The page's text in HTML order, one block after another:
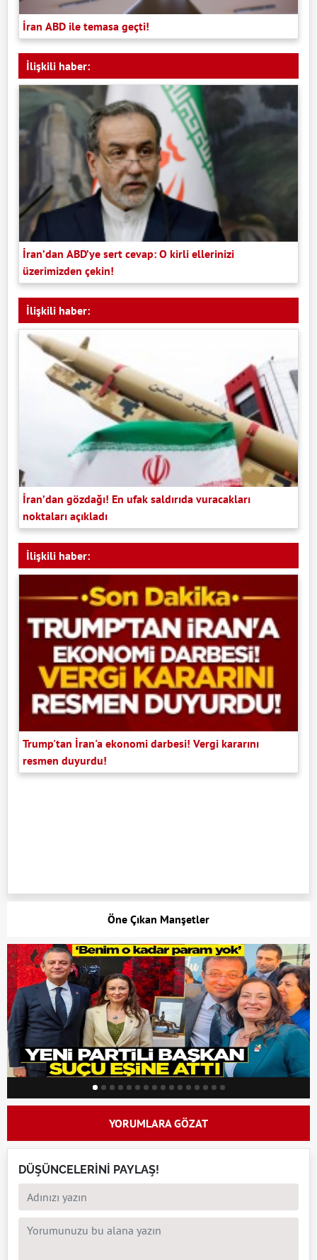
İran ABD ile temasa geçti!
İlişkili haber:
İran’dan ABD’ye sert cevap: O kirli ellerinizi
üzerimizden çekin!
İlişkili haber:
İran’dan gözdağı! En ufak saldırıda vuracakları
noktaları açıkladı
İlişkili haber:
Trump'tan İran'a ekonomi darbesi! Vergi kararını
resmen duyurdu!
Öne Çıkan Manşetler
YORUMLARA GÖZAT
DÜŞÜNCELERİNİ PAYLAŞ!